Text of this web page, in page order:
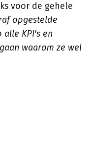
voor de gehele
opgestelde
KPI's en
waarom ze wel